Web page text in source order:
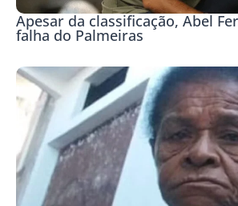
Apesar da classificação, Abel
falha do Palmeiras